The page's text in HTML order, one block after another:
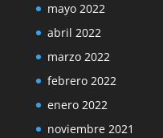
mayo 2022
abril 2022
marzo 2022
febrero 2022
enero 2022
noviembre 2021